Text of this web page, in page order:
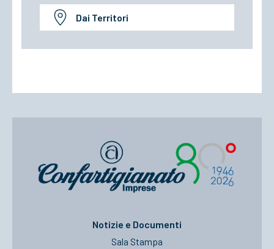
Dai Territori
Notizie e Documenti
Sala Stampa